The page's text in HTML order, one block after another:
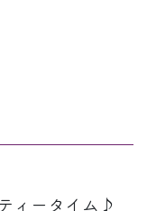
ィータイム♪